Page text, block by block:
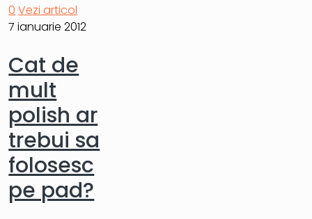
0 Vezi articol
7 ianuarie 2012
Cat de
mult
polish ar
trebui sa
folosesc
pe pad?